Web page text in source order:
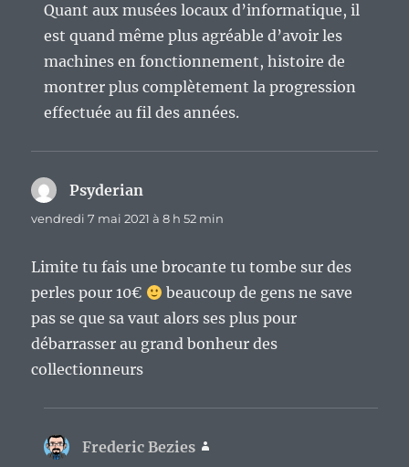
Quant aux musées locaux d’informatique, il
est quand même plus agréable d’avoir les
machines en fonctionnement, histoire de
montrer plus complètement la progression
effectuée au fil des années.
Psyderian
vendredi 7 mai 2021 à 8 h 52 min
Limite tu fais une brocante tu tombe sur des
perles pour 10€
beaucoup de gens ne save
pas se que sa vaut alors ses plus pour
débarrasser au grand bonheur des
collectionneurs
Frederic Bezies